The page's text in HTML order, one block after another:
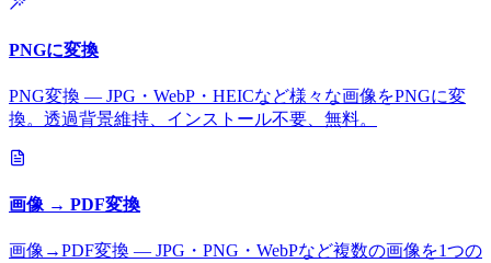
PNGに変換
PNG変換 — JPG・WebP・HEICなど様々な画像をPNGに変
換。透過背景維持、インストール不要、無料。
画像 → PDF変換
画像→PDF変換 — JPG・PNG・WebPなど複数の画像を1つの